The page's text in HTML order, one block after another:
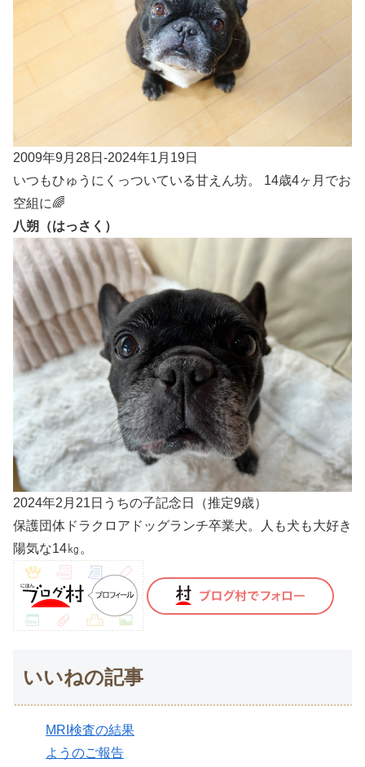
2009年9月28日-2024年1月19日
いつもひゅうにくっついている甘えん坊。 14歳4ヶ月でお
空組に🌈
八朔（はっさく）
2024年2月21日うちの子記念日（推定9歳）
保護団体ドラクロアドッグランチ卒業犬。人も犬も大好き
陽気な14㎏。
いいねの記事
MRI検査の結果
ようのご報告